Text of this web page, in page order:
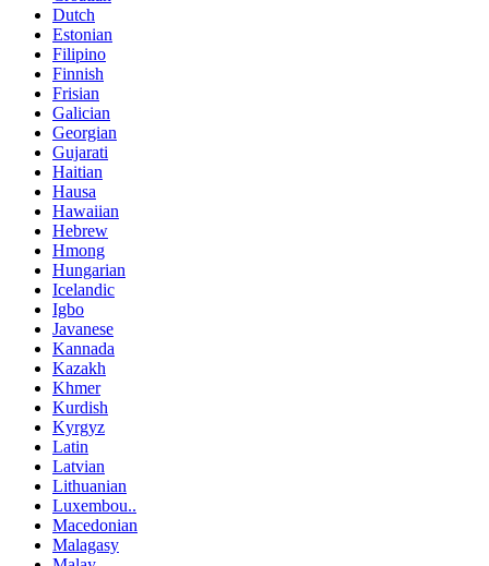
Dutch
Estonian
Filipino
Finnish
Frisian
Galician
Georgian
Gujarati
Haitian
Hausa
Hawaiian
Hebrew
Hmong
Hungarian
Icelandic
Igbo
Javanese
Kannada
Kazakh
Khmer
Kurdish
Kyrgyz
Latin
Latvian
Lithuanian
Luxembou..
Macedonian
Malagasy